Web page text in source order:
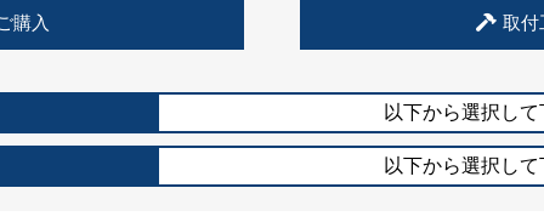
住宅使用部材標準化推進協議会
購入 取付
以下から選択して
以下から選択して